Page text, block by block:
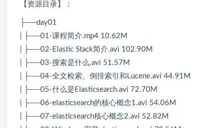
【资源目录】：
├──day01
| ├──01-课程简介.mp4 10.62M
| ├──02-Elastic Stack简介.avi 102.90M
| ├──03-搜索是什么.avi 51.57M
| ├──04-全文检索、倒排索引和Lucene.avi 44.91M
| ├──05-什么是Elasticsearch.avi 72.70M
| ├──06-elasticsearch的核心概念1.avi 54.06M
| ├──07-elasticsearch核心概念2.avi 52.82M